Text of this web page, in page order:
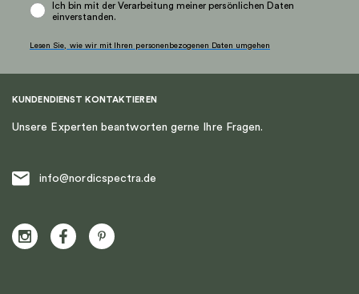
Ich bin mit der Verarbeitung meiner persönlichen Daten
einverstanden.
Lesen Sie, wie wir mit Ihren personenbezogenen Daten umgehen
KUNDENDIENST KONTAKTIEREN
Unsere Experten beantworten gerne Ihre Fragen.
info@nordicspectra.de